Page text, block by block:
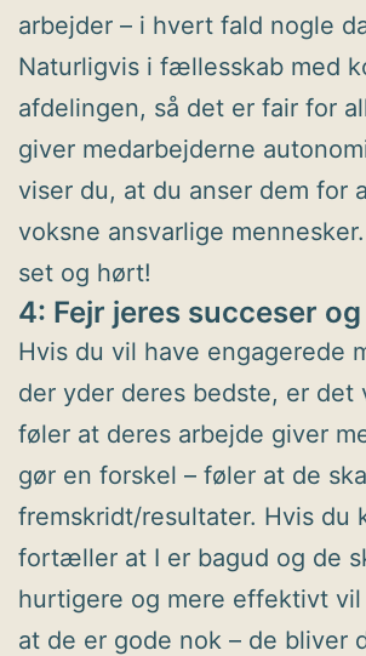
arbejder – i hvert fald nogle
Naturligvis i fællesskab med
afdelingen, så det er fair for
giver medarbejderne
viser du, at du anser dem for
voksne ansvarlige
set og hørt!
4: Fejr jeres succeser
Hvis du vil have engagerede
der yder deres bedste, er det
føler at deres arbejde giver
gør en forskel – føler at de
fremskridt/resultater. Hvis du
fortæller at I er bagud og de
hurtigere og mere effektivt
at de er gode nok – de bliver